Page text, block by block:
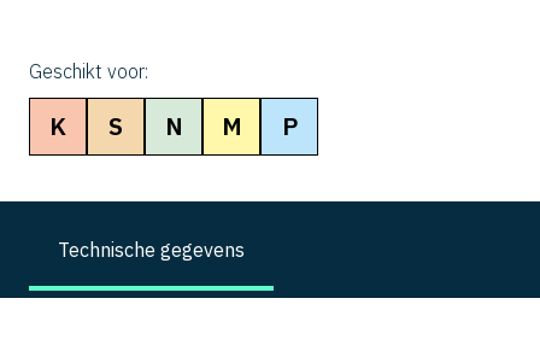
Geschikt voor:
K S N M P
Technische gegevens